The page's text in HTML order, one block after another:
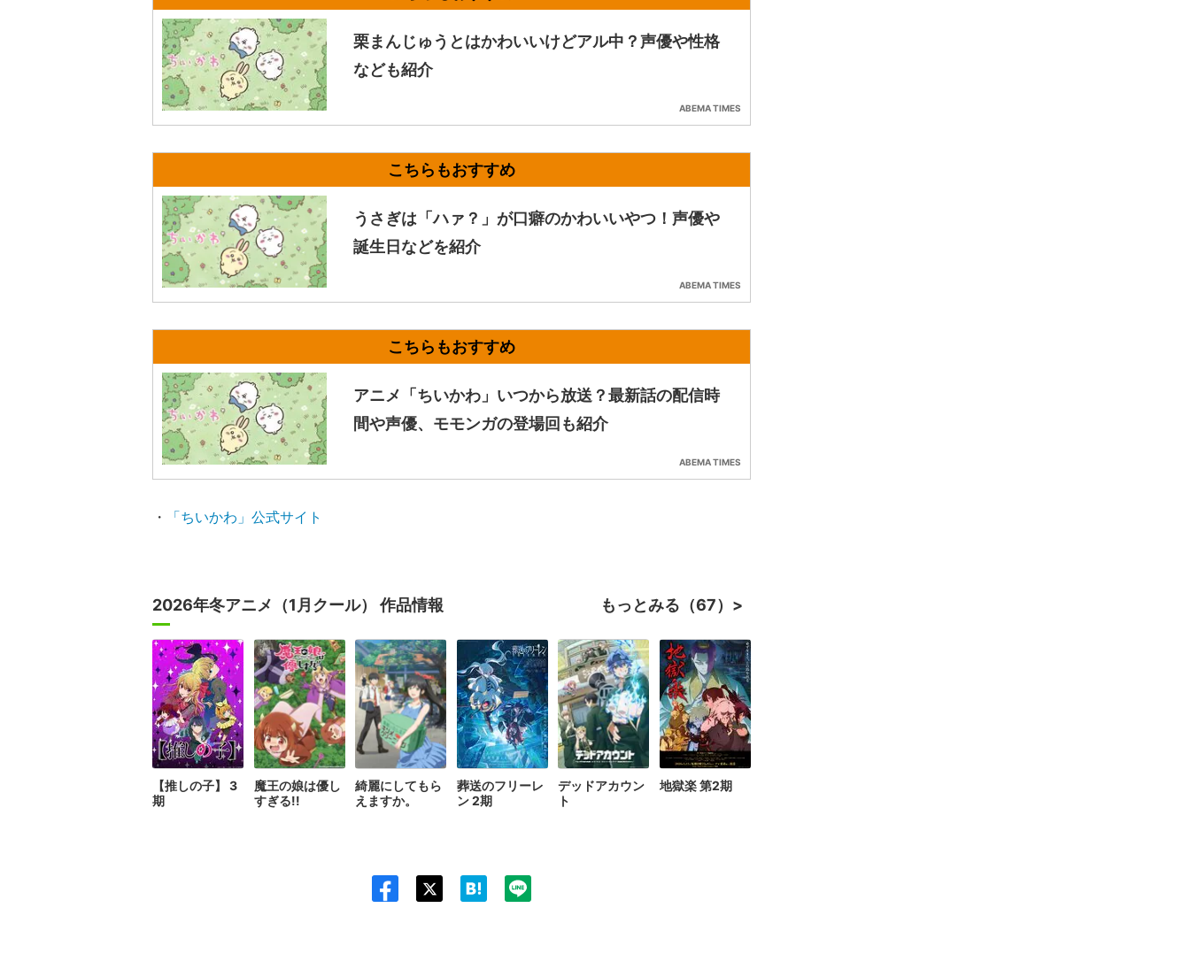
栗まんじゅうとはかわいいけどアル中？声優や性格
なども紹介
ABEMA TIMES
うさぎは「ハァ？」が口癖のかわいいやつ！声優や
誕生日などを紹介
ABEMA TIMES
アニメ「ちいかわ」いつから放送？最新話の配信時
間や声優、モモンガの登場回も紹介
ABEMA TIMES
・ 「ちいかわ」公式サイト
2026年冬アニメ（1月クール） 作品情報 もっとみる（67）
【推しの子】 3
期
魔王の娘は優し
すぎる!!
綺麗にしてもら
えますか。
葬送のフリーレ
ン 2期
デッドアカウン
ト
地獄楽 第2期